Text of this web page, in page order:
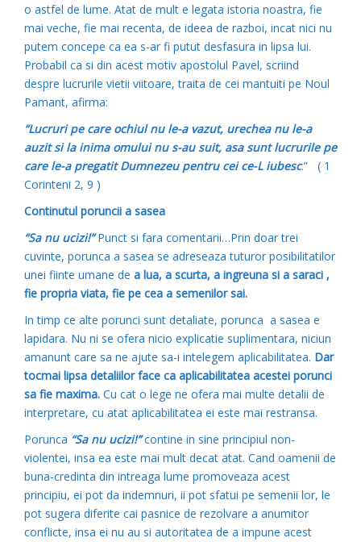
o astfel de lume. Atat de mult e legata istoria noastra, fie
mai veche, fie mai recenta, de ideea de razboi, incat nici nu
putem concepe ca ea s-ar fi putut desfasura in lipsa lui.
Probabil ca si din acest motiv apostolul Pavel, scriind
despre lucrurile vietii viitoare, traita de cei mantuiti pe Noul
Pamant, afirma:
“Lucruri pe care ochiul nu le-a vazut, urechea nu le-a
auzit si la inima omului nu s-au suit, asa sunt lucrurile pe
care le-a pregatit Dumnezeu pentru cei ce-L iubesc.” ( 1
Corinteni 2, 9 )
Continutul poruncii a sasea
“Sa nu ucizi!” Punct si fara comentarii…Prin doar trei
cuvinte, porunca a sasea se adreseaza tuturor posibilitatilor
unei fiinte umane de a lua, a scurta, a ingreuna si a saraci ,
fie propria viata, fie pe cea a semenilor sai.
In timp ce alte porunci sunt detaliate, porunca a sasea e
lapidara. Nu ni se ofera nicio explicatie suplimentara, niciun
amanunt care sa ne ajute sa-i intelegem aplicabilitatea. Dar
tocmai lipsa detaliilor face ca aplicabilitatea acestei porunci
sa fie maxima. Cu cat o lege ne ofera mai multe detalii de
interpretare, cu atat aplicabilitatea ei este mai restransa.
Porunca “Sa nu ucizi!”contine in sine principiul non-
violentei, insa ea este mai mult decat atat. Cand oamenii de
buna-credinta din intreaga lume promoveaza acest
principiu, ei pot da indemnuri, ii pot sfatui pe semenii lor, le
pot sugera diferite cai pasnice de rezolvare a anumitor
conflicte, insa ei nu au si autoritatea de a impune acest